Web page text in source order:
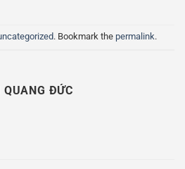
. Bookmark the permalink.
QUANG ĐỨC